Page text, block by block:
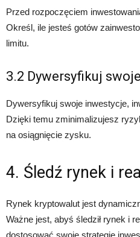
Przed rozpoczęciem
Określ, ile jesteś gotów
limitu.
3.2 Dywersyfikuj
Dywersyfikuj swoje inwestycje,
Dzięki temu zminimalizujesz
na osiągnięcie zysku.
4. Śledź rynek i
Rynek kryptowalut jest
Ważne jest, abyś śledził rynek i